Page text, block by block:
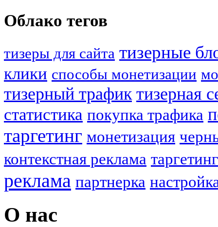
Облако тегов
тизеры для сайта тизерные
клики способы монетизации
тизерный трафик тизерная
статистика покупка трафика
таргетинг монетизация
контекстная реклама
реклама партнерка
О нас